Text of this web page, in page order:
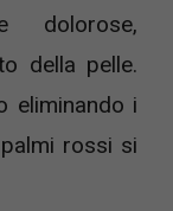
dolorose,
della pelle.
eliminando i
rossi si